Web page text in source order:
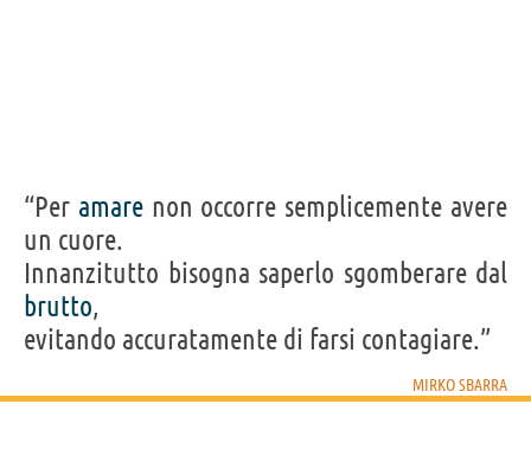
“Per amarenon occorre semplicemente avere
un cuore.
Innanzitutto bisogna saperlo sgomberare dal
brutto,
evitando accuratamente di farsi contagiare.”
MIRKO SBARRA